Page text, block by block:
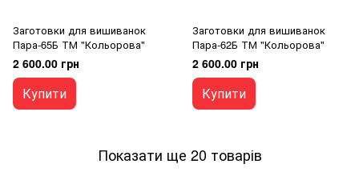
Заготовки для вишиванок
Пара-65Б ТМ "Кольорова"
2 600.00 грн
Купити
Заготовки для вишиванок
Пара-62Б ТМ "Кольорова"
2 600.00 грн
Купити
Показати ще 20 товарів